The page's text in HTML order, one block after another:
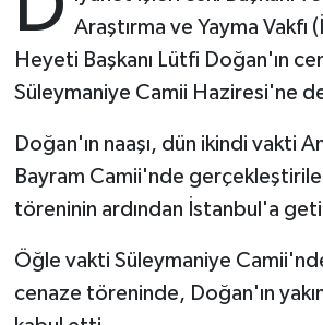
Araştırma ve Yayma Vakfı
Heyeti Başkanı Lütfi Doğan'ın
Süleymaniye Camii Haziresi'ne
Doğan'ın naaşı, dün ikindi vakti
Bayram Camii'nde
töreninin ardından İstanbul'a
Öğle vakti Süleymaniye
cenaze töreninde, Doğan'ın
Bayburt Müftülüğü
Bilecik Müftülüğü
Bingöl Müftülüğü
Bitlis Müftülüğü
Bolu Müftülüğü
Burdur Müftülüğü
Zekat
Eğitim
Kültür-Sanat
Aile
Sağlık
Makaleler
Ekonomi